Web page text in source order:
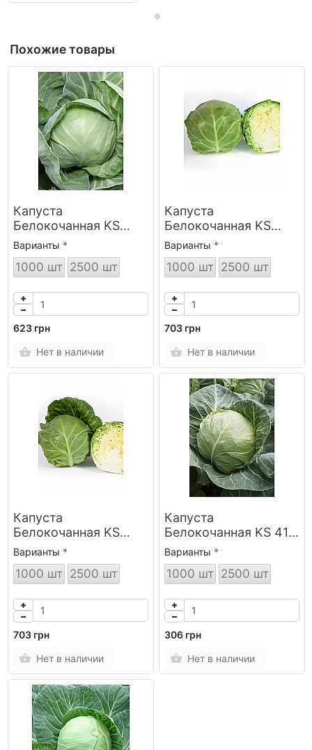
Похожие товары
Капуста
Белокочанная KS
1410 F1 Kitano Seeds
Варианты
1000 шт 2500 шт
623 грн
Нет в наличии
Капуста
Белокочанная KS
1450 F1 Kitano Seeds
Варианты
1000 шт 2500 шт
703 грн
Нет в наличии
Капуста
Белокочанная KS
1431 F1 Kitano Seeds
Варианты
1000 шт 2500 шт
703 грн
Нет в наличии
Капуста
Белокочанная KS 412
F1 Kitano Seeds
Варианты
1000 шт 2500 шт
306 грн
Нет в наличии